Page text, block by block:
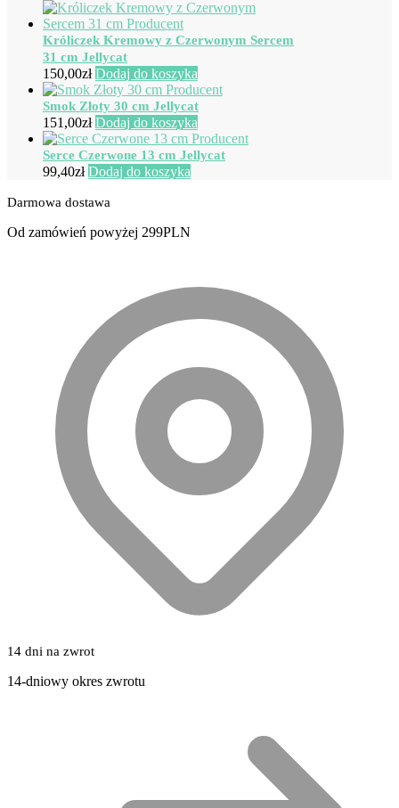
Króliczek Kremowy z Czerwonym Sercem
31 cm Jellycat
150,00zł Dodaj do koszyka
Smok Złoty 30 cm Jellycat
151,00zł Dodaj do koszyka
Serce Czerwone 13 cm Jellycat
99,40zł Dodaj do koszyka
Darmowa dostawa
Od zamówień powyżej 299PLN
14 dni na zwrot
14-dniowy okres zwrotu